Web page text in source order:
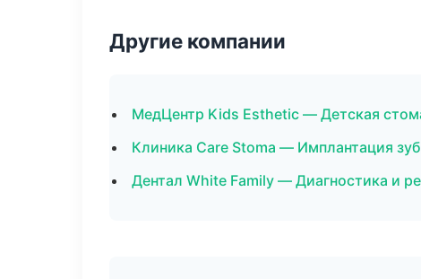
Другие компании
МедЦентр Kids Esthetic — Детская
Клиника Care Stoma — Имплантация
Дентал White Family — Диагностика и